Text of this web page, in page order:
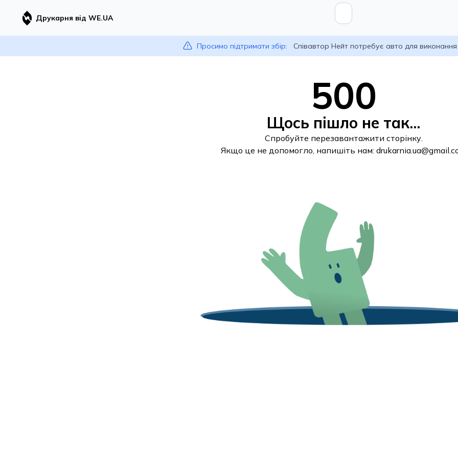
Друкарня від WE.UA
Просимо підтримати збір: Співавтор Нейт потребує авто для
500
Щось пішло не так...
Спробуйте перезавантажити сторінку.
Якщо це не допомогло, напишіть нам: